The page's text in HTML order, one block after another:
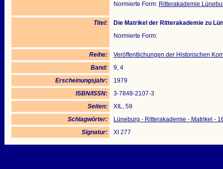
Normierte Form: Ritterakademie
Titel:
Die Matrikel der Ritterakademie zu
Normierte Form:
Reihe:
Veröffentlichungen der Historischen
Band:
9, 4
Erscheinungsjahr:
1979
ISBN/ISSN:
3-7848-2107-3
Seiten:
XIL, 59
Schlagwörter:
Lüneburg - Ritterakademie - Matrikel -
Signatur:
XI 277